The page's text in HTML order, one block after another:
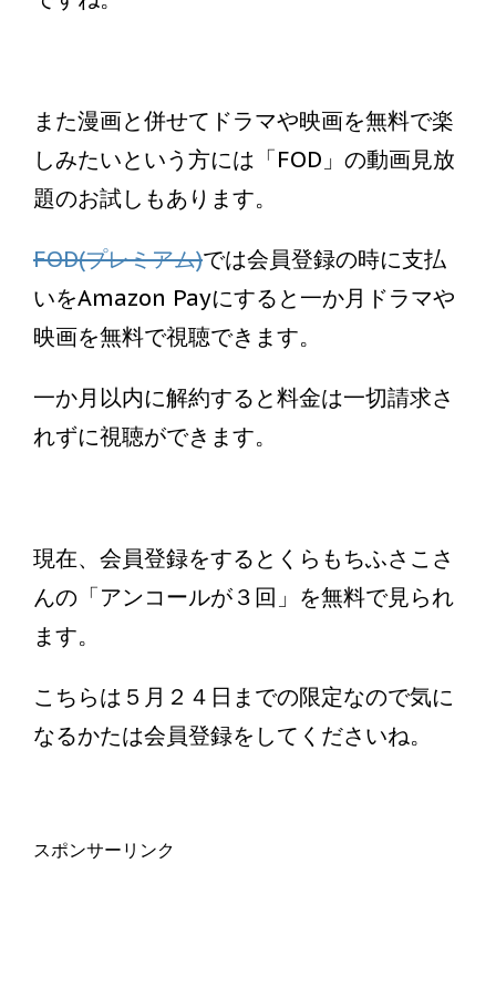
また漫画と併せてドラマや映画を無料で楽
しみたいという方には「FOD」の動画見放
題のお試しもあります。
FOD(プレミアム)では会員登録の時に支払
いをAmazon Payにすると一か月ドラマや
映画を無料で視聴できます。
一か月以内に解約すると料金は一切請求さ
れずに視聴ができます。
現在、会員登録をするとくらもちふさこさ
んの「アンコールが３回」を無料で見られ
ます。
こちらは５月２４日までの限定なので気に
なるかたは会員登録をしてくださいね。
スポンサーリンク